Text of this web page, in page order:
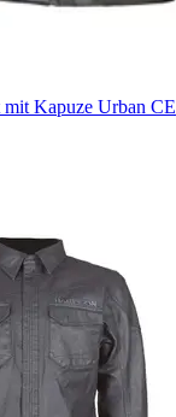
Kapuze Urban CE